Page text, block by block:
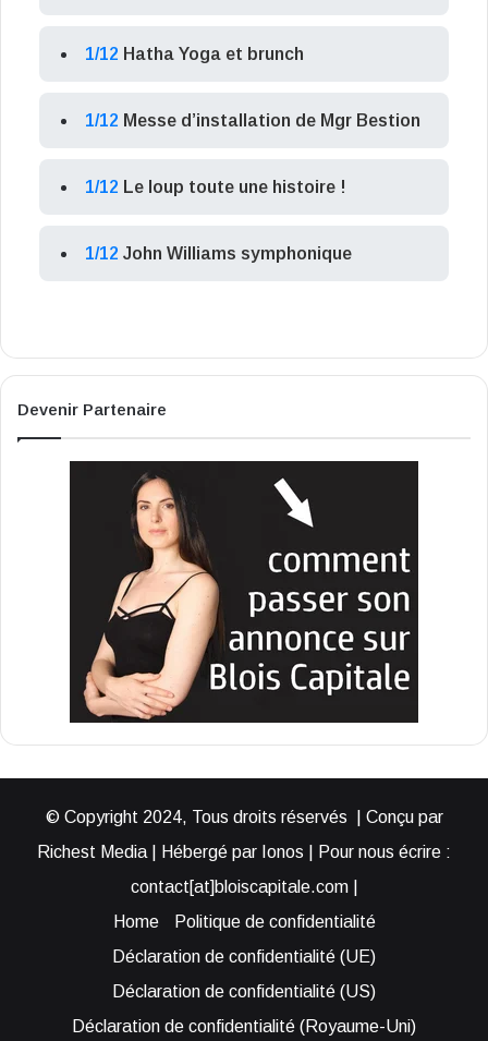
1/12 Hatha Yoga et brunch
1/12 Messe d’installation de Mgr Bestion
1/12 Le loup toute une histoire !
1/12 John Williams symphonique
Devenir Partenaire
© Copyright 2024, Tous droits réservés | Conçu par
Richest Media | Hébergé par Ionos | Pour nous écrire :
contact[at]bloiscapitale.com |
Home
Politique de confidentialité
Déclaration de confidentialité (UE)
Déclaration de confidentialité (US)
Déclaration de confidentialité (Royaume-Uni)